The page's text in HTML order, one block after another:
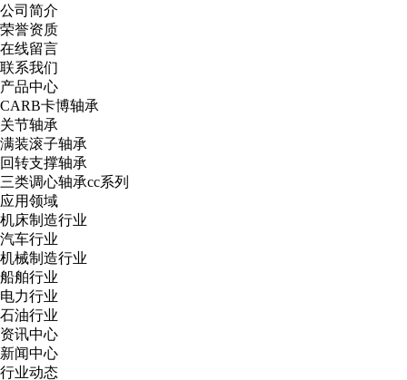
公司简介
荣誉资质
在线留言
联系我们
产品中心
CARB卡博轴承
关节轴承
满装滚子轴承
回转支撑轴承
三类调心轴承cc系列
应用领域
机床制造行业
汽车行业
机械制造行业
船舶行业
电力行业
石油行业
资讯中心
新闻中心
行业动态